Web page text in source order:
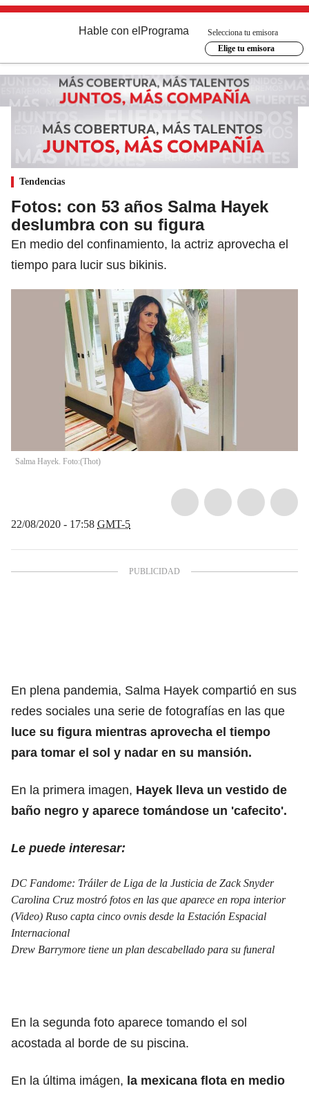
Hable con el Programa
Selecciona tu emisora
Elige tu emisora
Tendencias
Fotos: con 53 años Salma Hayek
deslumbra con su figura
En medio del confinamiento, la actriz aprovecha el
tiempo para lucir sus bikinis.
Salma Hayek. Foto:(Thot)
22/08/2020 - 17:58 GMT-5
En plena pandemia, Salma Hayek compartió en sus
redes sociales una serie de fotografías en las que
luce su figura mientras aprovecha el tiempo
para tomar el sol y nadar en su mansión.
En la primera imagen, Hayek lleva un vestido de
baño negro y aparece tomándose un 'cafecito'.
Le puede interesar:
DC Fandome: Tráiler de Liga de la Justicia de Zack Snyder
Carolina Cruz mostró fotos en las que aparece en ropa interior
(Video) Ruso capta cinco ovnis desde la Estación Espacial
Internacional
Drew Barrymore tiene un plan descabellado para su funeral
En la segunda foto aparece tomando el sol
acostada al borde de su piscina.
En la última imágen, la mexicana flota en medio